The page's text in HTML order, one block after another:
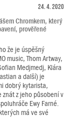
24. 4. 2020
Chromkem, který
prověřené
že je úspěšný
music, Thom Artway,
Medjmedj, Klára
a další) je
dobrý kytarista,
znát z jeho působení v
Ewy Farné.
má ve své